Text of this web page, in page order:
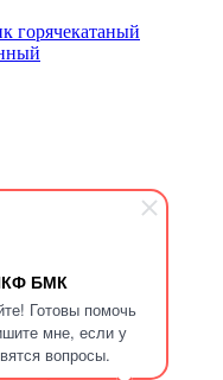
БМК
Готовы помочь
мне, если у
вопросы.
горячекатаный
сталь